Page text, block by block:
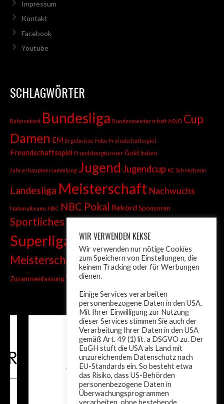
Impressum
Kontakt
Facebook
Youtube
SCHLAGWÖRTER
Bahnrekord Bundesliga Bundesmeisterschaft ASVÖ Cup
Damen EM Ergebnisse Fotos Freindschaftsspiel
Freundschaftsspiel Frundsbergturnier Gold italien
Jahreshauptversammlung Jugend Jugendcup KC Schrezheim
Landesliga Meisterschaft Nachwuchs
Nationalteams NBC NBC Pokal RekordSponsoren
SportlichesSprint
Superliga TandemTiroler Liga
Meisterschaft Trainer Turnier Weltcup wm
Zusammenfassung ÖM Österreich
WIR VERWENDEN KEKSE
Wir verwenden nur nötige Cookies
zum Speichern von Einstellungen, die
keinem Tracking oder für Werbungen
dienen.
Einige Services verarbeiten
personenbezogene Daten in den USA.
Mit Ihrer Einwilligung zur Nutzung
dieser Services stimmen Sie auch der
Verarbeitung Ihrer Daten in den USA
gemäß Art. 49 (1) lit. a DSGVO zu. Der
EuGH stuft die USA als Land mit
unzureichendem Datenschutz nach
EU-Standards ein. So besteht etwa
das Risiko, dass US-Behörden
personenbezogene Daten in
Überwachungsprogrammen
verarbeiten, ohne bestehende